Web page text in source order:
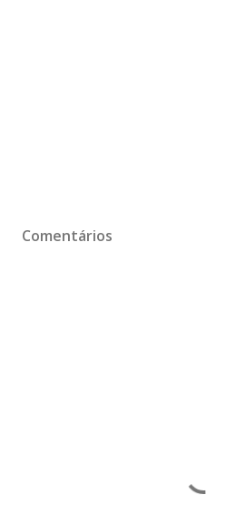
Comentários